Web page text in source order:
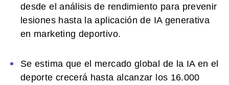
desde el análisis de rendimiento para prevenir
lesiones hasta la aplicación de IA generativa
en marketing deportivo.
Se estima que el mercado global de la IA en el
deporte crecerá hasta alcanzar los 16.000